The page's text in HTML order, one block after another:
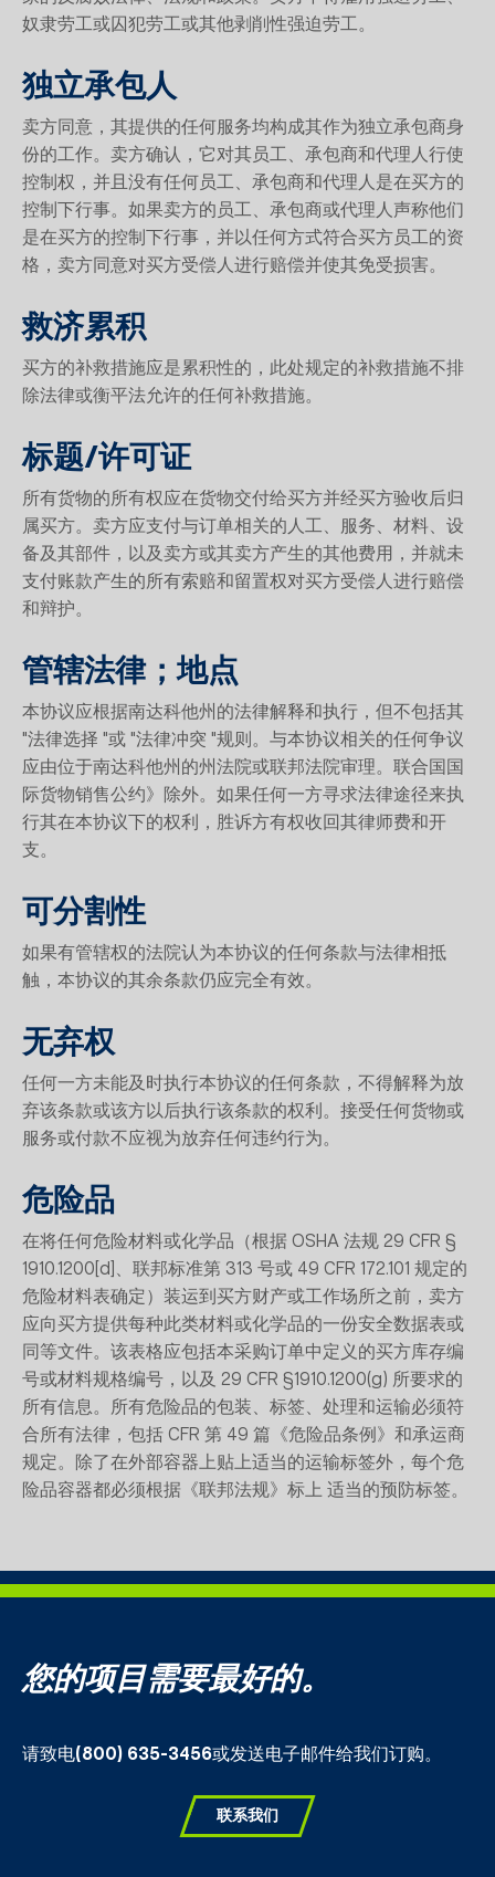
奴隶劳工或囚犯劳工或其他剥削性强迫劳工。
独立承包人
卖方同意，其提供的任何服务均构成其作为独立承包商身
份的工作。卖方确认，它对其员工、承包商和代理人行使
控制权，并且没有任何员工、承包商和代理人是在买方的
控制下行事。如果卖方的员工、承包商或代理人声称他们
是在买方的控制下行事，并以任何方式符合买方员工的资
格，卖方同意对买方受偿人进行赔偿并使其免受损害。
救济累积
买方的补救措施应是累积性的，此处规定的补救措施不排
除法律或衡平法允许的任何补救措施。
标题/许可证
所有货物的所有权应在货物交付给买方并经买方验收后归
属买方。卖方应支付与订单相关的人工、服务、材料、设
备及其部件，以及卖方或其卖方产生的其他费用，并就未
支付账款产生的所有索赔和留置权对买方受偿人进行赔偿
和辩护。
管辖法律；地点
本协议应根据南达科他州的法律解释和执行，但不包括其
"法律选择 "或 "法律冲突 "规则。与本协议相关的任何争议
应由位于南达科他州的州法院或联邦法院审理。联合国国
际货物销售公约》除外。如果任何一方寻求法律途径来执
行其在本协议下的权利，胜诉方有权收回其律师费和开
支。
可分割性
如果有管辖权的法院认为本协议的任何条款与法律相抵
触，本协议的其余条款仍应完全有效。
无弃权
任何一方未能及时执行本协议的任何条款，不得解释为放
弃该条款或该方以后执行该条款的权利。接受任何货物或
服务或付款不应视为放弃任何违约行为。
危险品
在将任何危险材料或化学品（根据 OSHA 法规 29 CFR §
1910.1200[d]、联邦标准第 313 号或 49 CFR 172.101 规定的
危险材料表确定）装运到买方财产或工作场所之前，卖方
应向买方提供每种此类材料或化学品的一份安全数据表或
同等文件。该表格应包括本采购订单中定义的买方库存编
号或材料规格编号，以及 29 CFR §1910.1200(g) 所要求的
所有信息。所有危险品的包装、标签、处理和运输必须符
合所有法律，包括 CFR 第 49 篇《危险品条例》和承运商
规定。除了在外部容器上贴上适当的运输标签外，每个危
险品容器都必须根据《联邦法规》标上 适当的预防标签。
您的项目需要最好的。
请致电(800) 635-3456或发送电子邮件给我们订购。
联系我们